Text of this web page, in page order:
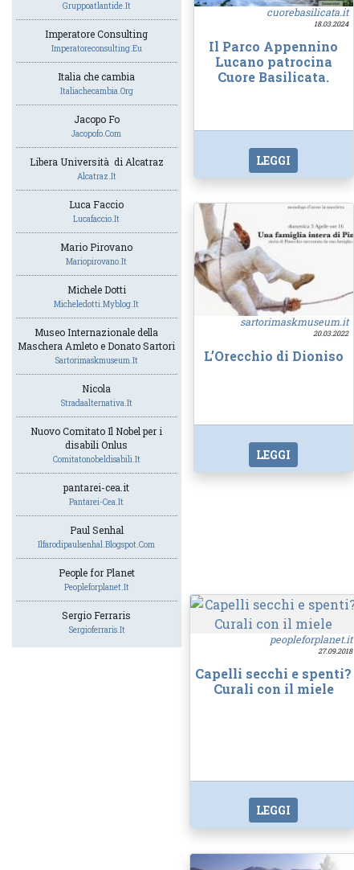
Gruppoatlantide.it
Imperatore Consulting
Imperatoreconsulting.eu
Italia che cambia
Italiachecambia.org
Jacopo Fo
Jacopofo.com
Libera Università di Alcatraz
Alcatraz.it
Luca Faccio
Lucafaccio.it
Mario Pirovano
Mariopirovano.it
Michele Dotti
Micheledotti.myblog.it
Museo Internazionale della
Maschera Amleto e Donato Sartori
Sartorimaskmuseum.it
Nicola
Stradaalternativa.it
Nuovo Comitato Il Nobel per i
disabili Onlus
Comitatonobeldisabili.it
pantarei-cea.it
Pantarei-Cea.it
Paul Senhal
Ilfarodipaulsenhal.blogspot.com
People for Planet
Peopleforplanet.it
Sergio Ferraris
Sergioferraris.it
cuorebasilicata.it
18.03.2024
Il Parco Appennino
Lucano patrocina
Cuore Basilicata.
LEGGI
sartorimaskmuseum.it
20.03.2022
L’Orecchio di Dioniso
LEGGI
peopleforplanet.it
27.09.2018
Capelli secchi e spenti?
Curali con il miele
LEGGI